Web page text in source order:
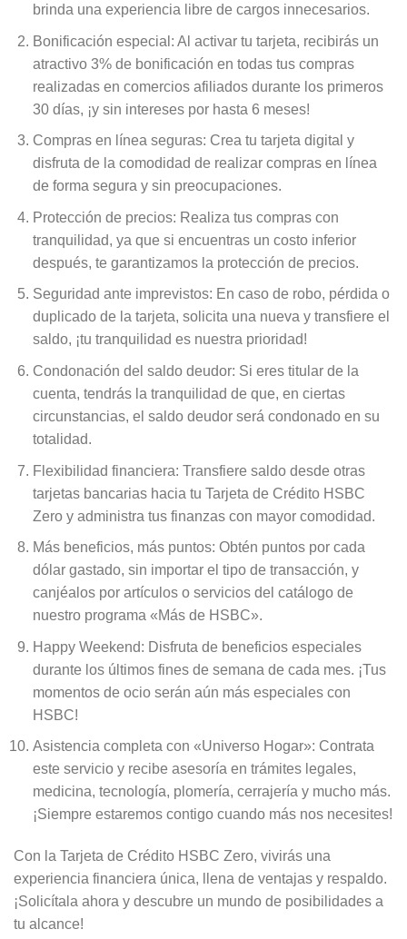
brinda una experiencia libre de cargos innecesarios.
Bonificación especial: Al activar tu tarjeta, recibirás un
atractivo 3% de bonificación en todas tus compras
realizadas en comercios afiliados durante los primeros
30 días, ¡y sin intereses por hasta 6 meses!
Compras en línea seguras: Crea tu tarjeta digital y
disfruta de la comodidad de realizar compras en línea
de forma segura y sin preocupaciones.
Protección de precios: Realiza tus compras con
tranquilidad, ya que si encuentras un costo inferior
después, te garantizamos la protección de precios.
Seguridad ante imprevistos: En caso de robo, pérdida o
duplicado de la tarjeta, solicita una nueva y transfiere el
saldo, ¡tu tranquilidad es nuestra prioridad!
Condonación del saldo deudor: Si eres titular de la
cuenta, tendrás la tranquilidad de que, en ciertas
circunstancias, el saldo deudor será condonado en su
totalidad.
Flexibilidad financiera: Transfiere saldo desde otras
tarjetas bancarias hacia tu Tarjeta de Crédito HSBC
Zero y administra tus finanzas con mayor comodidad.
Más beneficios, más puntos: Obtén puntos por cada
dólar gastado, sin importar el tipo de transacción, y
canjéalos por artículos o servicios del catálogo de
nuestro programa «Más de HSBC».
Happy Weekend: Disfruta de beneficios especiales
durante los últimos fines de semana de cada mes. ¡Tus
momentos de ocio serán aún más especiales con
HSBC!
Asistencia completa con «Universo Hogar»: Contrata
este servicio y recibe asesoría en trámites legales,
medicina, tecnología, plomería, cerrajería y mucho más.
¡Siempre estaremos contigo cuando más nos necesites!
Con la Tarjeta de Crédito HSBC Zero, vivirás una
experiencia financiera única, llena de ventajas y respaldo.
¡Solicítala ahora y descubre un mundo de posibilidades a
tu alcance!